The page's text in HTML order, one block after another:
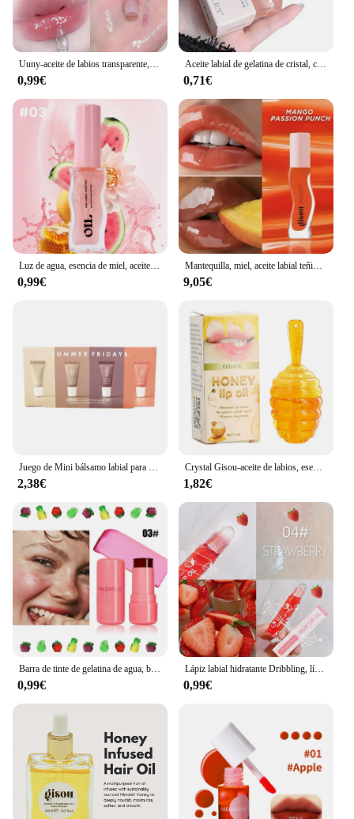
Uuny-aceite de labios transparente, brillo de agua, miel, hidratante, glaseado de labios, espejo, vidrio de Toot, estudiante
0,99€
Aceite labial de gelatina de cristal, capa hidratante para pintalabios, tinte de brillo de labios, suero labial transparente, bálsamo labial de fruta
0,71€
Luz de agua, esencia de miel, aceite de labios, hidratante de larga duración, brillo afrutado, gelatina, Reduce las líneas de los labios, lápiz labial líquido, brillo, maquillaje
0,99€
Mantequilla, miel, aceite labial teñido, bálsamo labial, coco, escarcha, sandía, azúcar, mango, pasión, punzón, miel, oro, Gisou
9,05€
Juego de Mini bálsamo labial para fríos de verano, 4 Uds., hidratante, vainilla, Beige, azúcar marrón, maquillaje, Kit de regalo para envío rápido
2,38€
Crystal Gisou-aceite de labios, esencia de miel de fruta, líquido de labios teñido Sexy y regordete, aceite hidratante resistente al agua, brillo de labios, cuidado de labios, 8ml/5g
1,82€
Barra de tinte de gelatina de agua, brillo de labios de gelatina de agua de enfriamiento de leche, tinte de gelatina de leche, palo de rubor, mancha de labios y mejillas transparentes
0,99€
Lápiz labial hidratante Dribbling, líquido hidratante, aceite de labios de karité de fruta
0,99€